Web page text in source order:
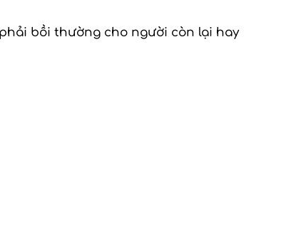
bồi thường cho người còn lại hay